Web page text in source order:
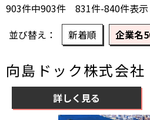
903件中903件 831件-840件表示
並び替え
新着順 企業名
向島ドック株式会社
詳しく見る